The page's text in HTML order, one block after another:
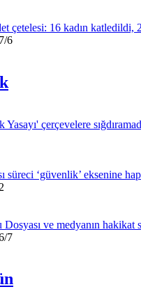
çetelesi: 16 kadın katledildi,
6
çerçevelere
süreci ‘güvenlik’ eksenine
ve medyanın hakikat
7